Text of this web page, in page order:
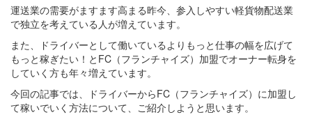
運送業の需要がますます高まる昨今、参入しやすい軽貨物配送業
で独立を考えている人が増えています。
また、ドライバーとして働いているよりもっと仕事の幅を広げて
もっと稼ぎたい！とFC（フランチャイズ）加盟でオーナー転身を
していく方も年々増えています。
今回の記事では、ドライバーからFC（フランチャイズ）に加盟し
て稼いでいく方法について、ご紹介しようと思います。